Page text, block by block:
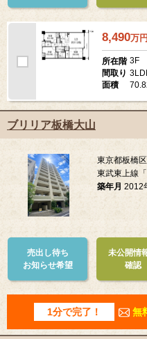
8,490万円
所在階 3F
間取り
面積
ブリリア板橋大山
東京都板橋
東武東上線
築年月 2012
売出し待ち
お知らせ希望
未公開情
確認
1分で完了！ 無